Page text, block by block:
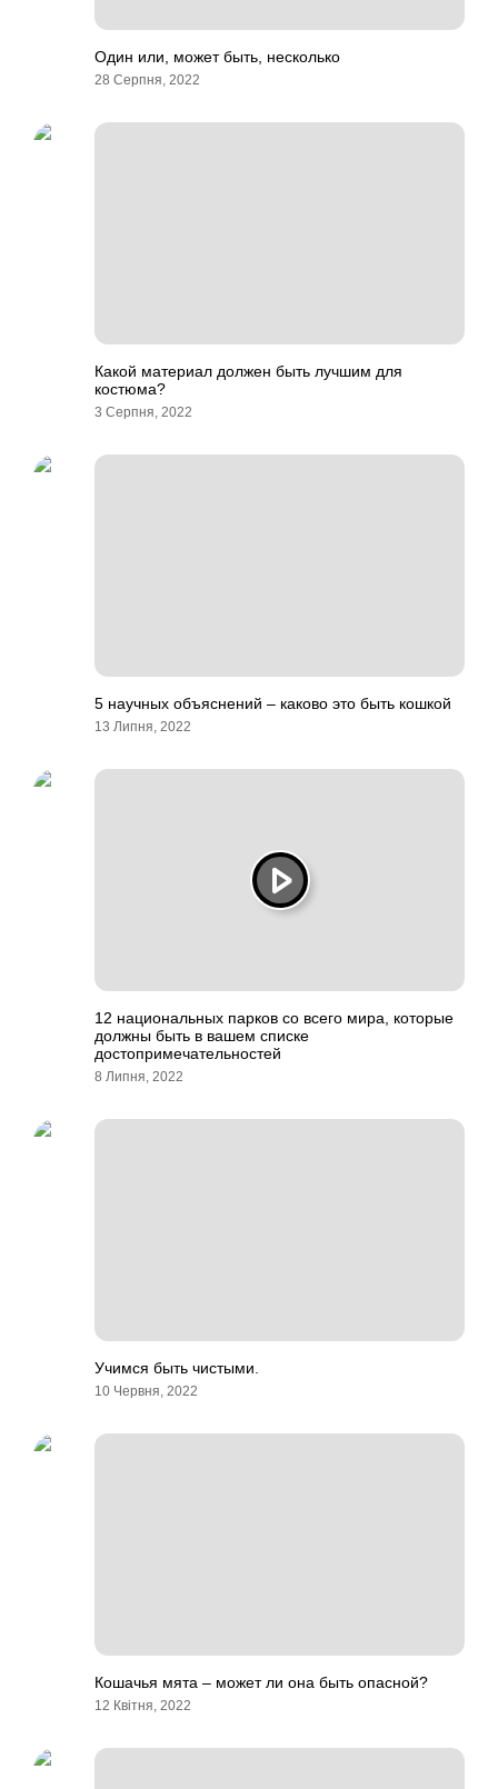
Один или, может быть, несколько
28 Серпня, 2022
Какой материал должен быть лучшим для
костюма?
3 Серпня, 2022
5 научных объяснений – каково это быть кошкой
13 Липня, 2022
12 национальных парков со всего мира, которые
должны быть в вашем списке
достопримечательностей
8 Липня, 2022
Учимся быть чистыми.
10 Червня, 2022
Кошачья мята – может ли она быть опасной?
12 Квітня, 2022